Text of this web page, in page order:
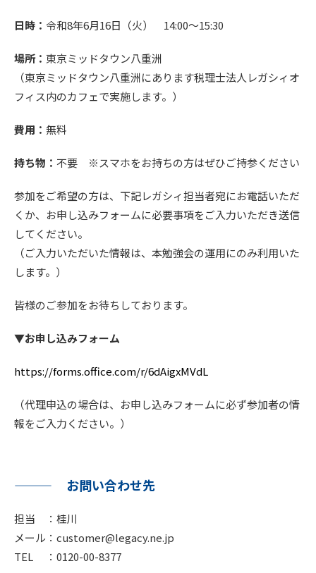
日時： 令和8年6月16日（火） 14:00～15:30
場所： 東京ミッドタウン八重洲
（東京ミッドタウン八重洲にあります税理士法人レガシィオ
フィス内のカフェで実施します。）
費用： 無料
持ち物： 不要 ※スマホをお持ちの方はぜひご持参ください
参加をご希望の方は、下記レガシィ担当者宛にお電話いただ
くか、お申し込みフォームに必要事項をご入力いただき送信
してください。
（ご入力いただいた情報は、本勉強会の運用にのみ利用いた
します。）
皆様のご参加をお待ちしております。
▼お申し込みフォーム
https://forms.office.com/r/6dAigxMVdL
（代理申込の場合は、お申し込みフォームに必ず参加者の情
報をご入力ください。）
お問い合わせ先
担当 ：桂川
メール：customer@legacy.ne.jp
TEL ：0120-00-8377